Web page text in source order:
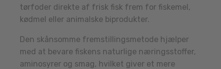
tørfoder direkte af frisk fisk frem for fiskemel,
kødmel eller animalske biprodukter.
Den skånsomme fremstillingsmetode hjælper
med at bevare fiskens naturlige næringsstoffer,
aminosyrer og smag, hvilket giver et mere